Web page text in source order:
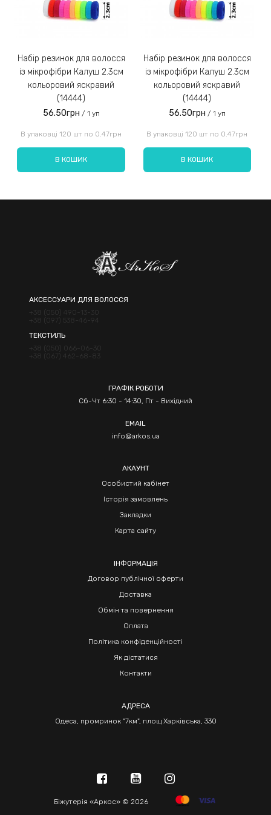
Введіть код, вказаний на зображенні:
Набір резинок для волосся
із мікрофібри Калуш 2.3см
кольоровий яскравий
(14444)
56.50грн / 1 уп
В упаковці 120 шт по 0.47грн
В КОШИК
Набір резинок для волосся
із мікрофібри Калуш 2.3см
кольоровий яскравий
(14444)
56.50грн / 1 уп
В упаковці 120 шт по 0.47грн
В КОШИК
АКСЕССУАРИ ДЛЯ ВОЛОССЯ
+38 (050) 490-13-30
+38 (097) 538-46-94
ТЕКСТИЛЬ
+38 (050) 066-06-30
+38 (067) 462-68-83
ГРАФІК РОБОТИ
Сб-Чт 6:30 - 14:30, Пт - Вихідний
EMAIL
info@arkos.ua
АКАУНТ
Особистий кабінет
Історія замовлень
Закладки
Карта сайту
ІНФОРМАЦІЯ
Договор публічної оферти
Доставка
Обмін та повернення
Оплата
Політика конфіденційності
Як дістатися
Контакти
АДРЕСА
Одеса, промринок "7км", площ Харківська, 330
Біжутерія «Аркос» © 2026